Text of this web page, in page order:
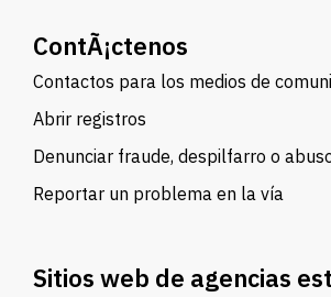
ContÃ¡ctenos
Contactos para los medios de
Abrir registros
Denunciar fraude, despilfarro o
Reportar un problema en la vía
Sitios web de agencias